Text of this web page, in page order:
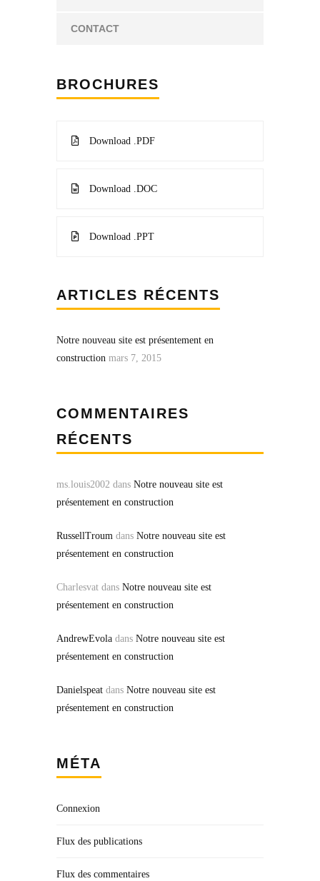
CONTACT
BROCHURES
Download .PDF
Download .DOC
Download .PPT
ARTICLES RÉCENTS
Notre nouveau site est présentement en
construction mars 7, 2015
COMMENTAIRES
RÉCENTS
ms.louis2002 dans Notre nouveau site est
présentement en construction
RussellTroum dans Notre nouveau site est
présentement en construction
Charlesvat dans Notre nouveau site est
présentement en construction
AndrewEvola dans Notre nouveau site est
présentement en construction
Danielspeat dans Notre nouveau site est
présentement en construction
MÉTA
Connexion
Flux des publications
Flux des commentaires